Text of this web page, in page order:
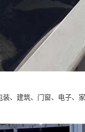
、建筑、门窗、电子